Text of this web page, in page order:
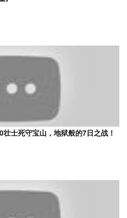
壮士死守宝山，地狱般的7日之战！